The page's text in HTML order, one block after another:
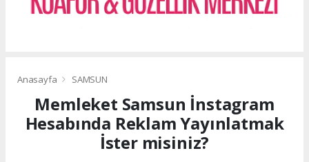
Anasayfa SAMSUN
Memleket Samsun İnstagram
Hesabında Reklam Yayınlatmak
İster misiniz?